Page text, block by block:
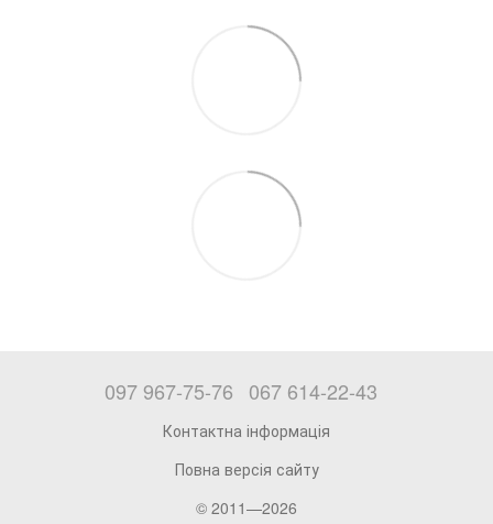
097 967-75-76 067 614-22-43
Контактна інформація
Повна версія сайту
© 2011—2026